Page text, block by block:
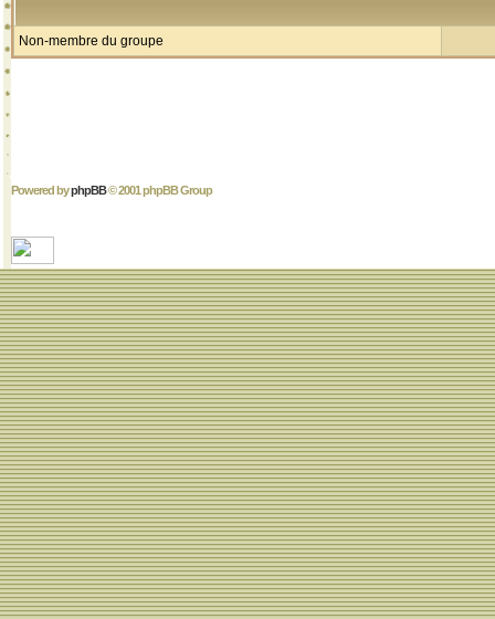
Non-membre du groupe
Powered byphpBB© 2001 phpBB Group